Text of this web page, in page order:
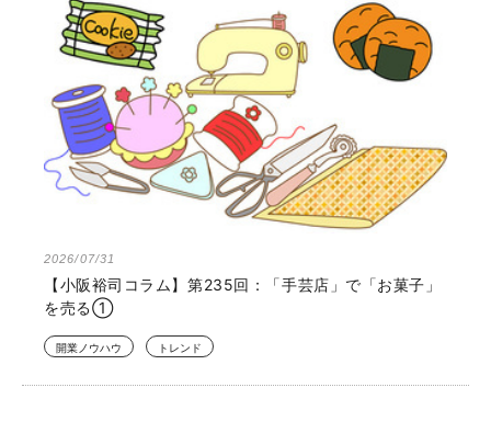
2026/07/31
【小阪裕司コラム】第235回：「手芸店」で「お菓子」
を売る①
開業ノウハウ トレンド